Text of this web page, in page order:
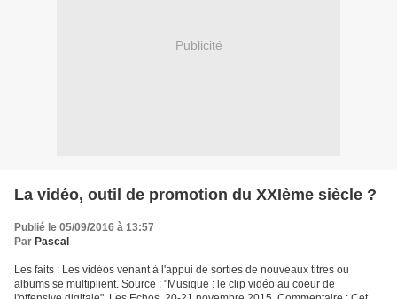
Publicité
La vidéo, outil de promotion du XXIème siècle ?
Publié le 05/09/2016 à 13:57
Par Pascal
Les faits : Les vidéos venant à l'appui de sorties de nouveaux titres ou
albums se multiplient. Source : "Musique : le clip vidéo au coeur de